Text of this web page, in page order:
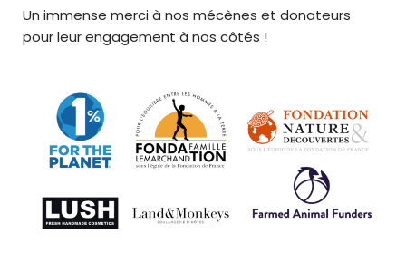
Un immense merci à nos mécènes et donateurs
pour leur engagement à nos côtés !